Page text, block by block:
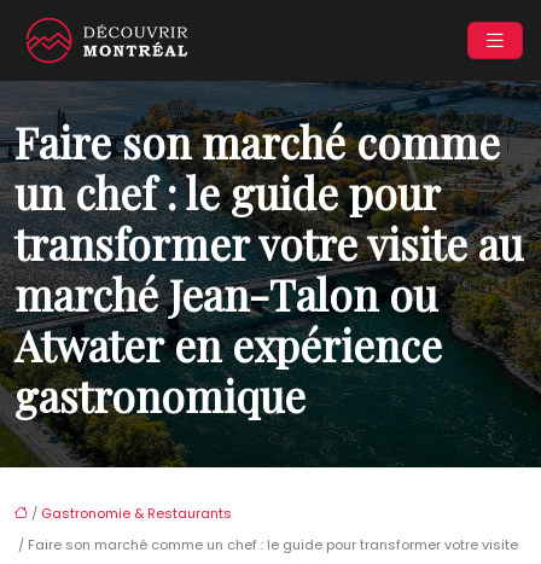
Faire son marché comme
un chef : le guide pour
transformer votre visite au
marché Jean-Talon ou
Atwater en expérience
gastronomique
/ Gastronomie & Restaurants
/ Faire son marché comme un chef : le guide pour transformer votre visite